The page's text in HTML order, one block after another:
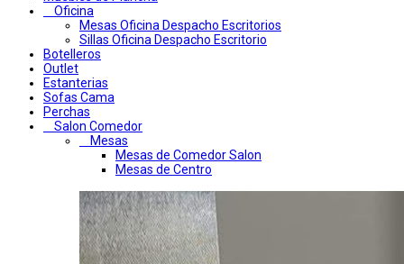
Oficina
Mesas Oficina Despacho Escritorios
Sillas Oficina Despacho Escritorio
Botelleros
Outlet
Estanterias
Sofas Cama
Perchas
Salon Comedor
Mesas
Mesas de Comedor Salon
Mesas de Centro